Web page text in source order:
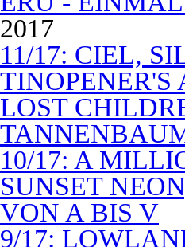
2017
11/17: CIEL,
TINOPENER'S
LOST
10/17: A
SUNSET
VON A BIS V
9/17: